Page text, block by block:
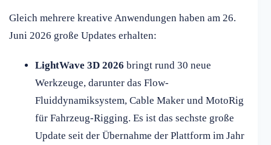
Gleich mehrere kreative Anwendungen haben am 26.
Juni 2026 große Updates erhalten:
LightWave 3D 2026 bringt rund 30 neue
Werkzeuge, darunter das Flow-
Fluiddynamiksystem, Cable Maker und MotoRig
für Fahrzeug-Rigging. Es ist das sechste große
Update seit der Übernahme der Plattform im Jahr